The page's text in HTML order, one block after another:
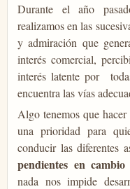
Durante el año
realizamos en las
y admiración que
interés comercial,
interés latente por
encuentra las vías
Algo tenemos que
una prioridad para
conducir las diferentes
pendientes en
nada nos impide